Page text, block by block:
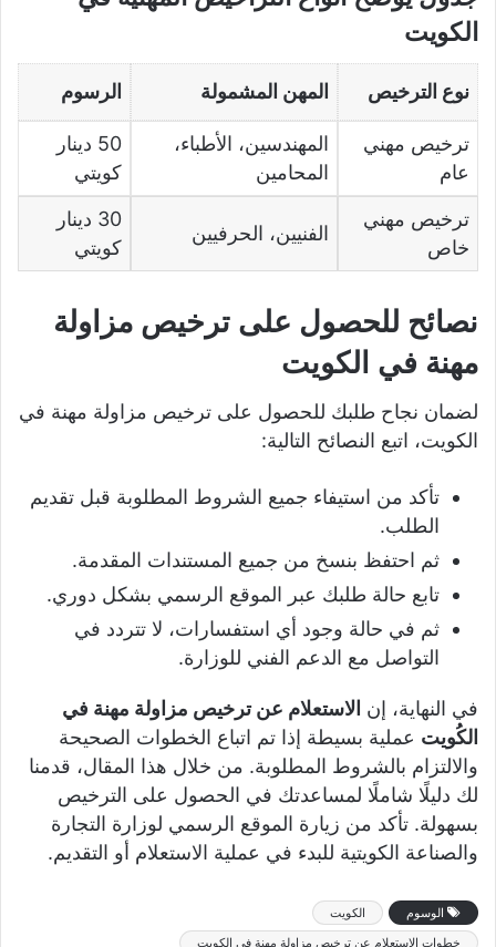
الكويت
نوع الترخيص المهن المشمولة الرسوم
ترخيص مهني
عام
المهندسين، الأطباء،
المحامين
50 دينار
كويتي
ترخيص مهني
خاص
الفنيين، الحرفيين
30 دينار
كويتي
نصائح للحصول على ترخيص مزاولة
مهنة في الكويت
لضمان نجاح طلبك للحصول على ترخيص مزاولة مهنة في
الكويت، اتبع النصائح التالية:
تأكد من استيفاء جميع الشروط المطلوبة قبل تقديم
الطلب.
ثم احتفظ بنسخ من جميع المستندات المقدمة.
تابع حالة طلبك عبر الموقع الرسمي بشكل دوري.
ثم في حالة وجود أي استفسارات، لا تتردد في
التواصل مع الدعم الفني للوزارة.
في النهاية، إن الاستعلام عن ترخيص مزاولة مهنة في
الكُويت عملية بسيطة إذا تم اتباع الخطوات الصحيحة
والالتزام بالشروط المطلوبة. من خلال هذا المقال، قدمنا
لك دليلًا شاملًا لمساعدتك في الحصول على الترخيص
بسهولة. تأكد من زيارة الموقع الرسمي لوزارة التجارة
والصناعة الكويتية للبدء في عملية الاستعلام أو التقديم.
الوسوم
الكويت
خطوات الاستعلام عن ترخيص مزاولة مهنة في الكويت